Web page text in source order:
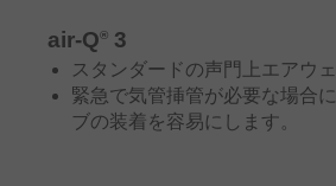
air-Q® 3
スタンダードの声門上エアウェ
緊急で気管挿管が必要な場合
ブの装着を容易にします。